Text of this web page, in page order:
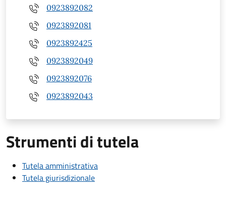
0923892082
0923892081
0923892425
0923892049
0923892076
0923892043
Strumenti di tutela
Tutela amministrativa
Tutela giurisdizionale